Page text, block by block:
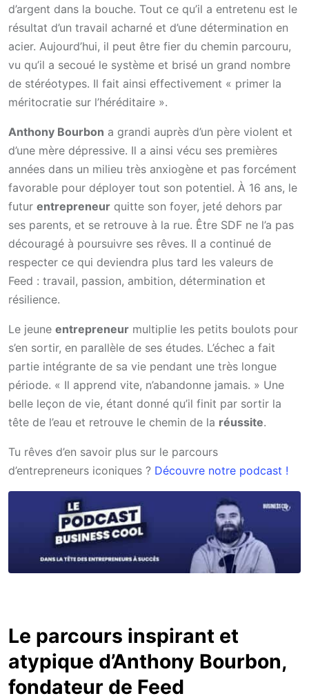
d’argent dans la bouche. Tout ce qu’il a entretenu est le
résultat d’un travail acharné et d’une détermination en
acier. Aujourd’hui, il peut être fier du chemin parcouru,
vu qu’il a secoué le système et brisé un grand nombre
de stéréotypes. Il fait ainsi effectivement « primer la
méritocratie sur l’héréditaire ».
Anthony Bourbon a grandi auprès d’un père violent et
d’une mère dépressive. Il a ainsi vécu ses premières
années dans un milieu très anxiogène et pas forcément
favorable pour déployer tout son potentiel. À 16 ans, le
futur entrepreneur quitte son foyer, jeté dehors par
ses parents, et se retrouve à la rue. Être SDF ne l’a pas
découragé à poursuivre ses rêves. Il a continué de
respecter ce qui deviendra plus tard les valeurs de
Feed : travail, passion, ambition, détermination et
résilience.
Le jeune entrepreneur multiplie les petits boulots pour
s’en sortir, en parallèle de ses études. L’échec a fait
partie intégrante de sa vie pendant une très longue
période. « Il apprend vite, n’abandonne jamais. » Une
belle leçon de vie, étant donné qu’il finit par sortir la
tête de l’eau et retrouve le chemin de la réussite.
Tu rêves d’en savoir plus sur le parcours
d’entrepreneurs iconiques ? Découvre notre podcast !
Le parcours inspirant et
atypique d’Anthony Bourbon,
fondateur de Feed